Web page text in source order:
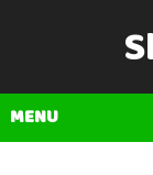
MENU